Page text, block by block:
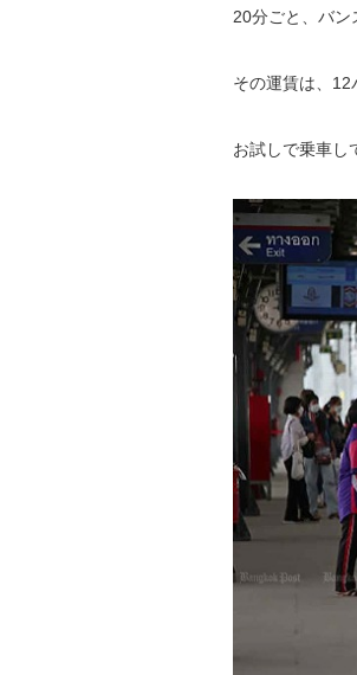
20分ごと、バン
その運賃は、12
お試しで乗車し